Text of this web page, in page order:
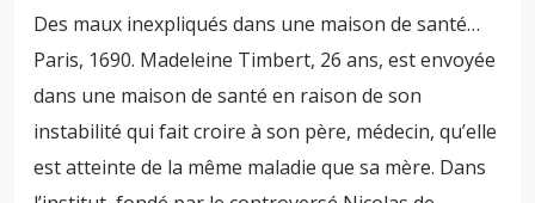
Des maux inexpliqués dans une maison de santé…
Paris, 1690. Madeleine Timbert, 26 ans, est envoyée
dans une maison de santé en raison de son
instabilité qui fait croire à son père, médecin, qu’elle
est atteinte de la même maladie que sa mère. Dans